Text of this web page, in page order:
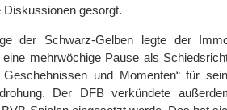
Diskussionen gesorgt.
der Schwarz-Gelben legte der
mehrwöchige Pause als
und Momenten“ für
Der DFB verkündete